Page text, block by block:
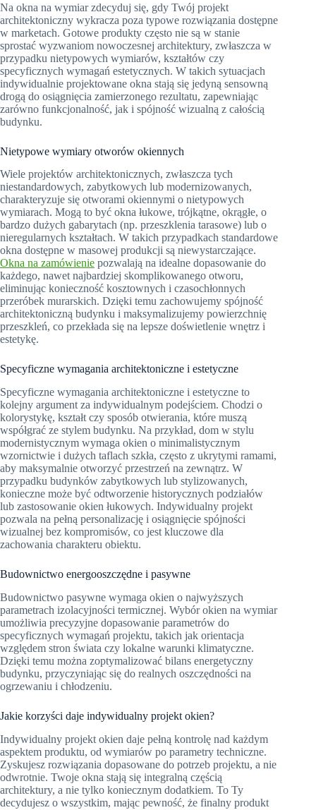
Na okna na wymiar zdecyduj się, gdy Twój projekt
architektoniczny wykracza poza typowe rozwiązania dostępne
w marketach. Gotowe produkty często nie są w stanie
sprostać wyzwaniom nowoczesnej architektury, zwłaszcza w
przypadku nietypowych wymiarów, kształtów czy
specyficznych wymagań estetycznych. W takich sytuacjach
indywidualnie projektowane okna stają się jedyną sensowną
drogą do osiągnięcia zamierzonego rezultatu, zapewniając
zarówno funkcjonalność, jak i spójność wizualną z całością
budynku.
Nietypowe wymiary otworów okiennych
Wiele projektów architektonicznych, zwłaszcza tych
niestandardowych, zabytkowych lub modernizowanych,
charakteryzuje się otworami okiennymi o nietypowych
wymiarach. Mogą to być okna łukowe, trójkątne, okrągłe, o
bardzo dużych gabarytach (np. przeszklenia tarasowe) lub o
nieregularnych kształtach. W takich przypadkach standardowe
okna dostępne w masowej produkcji są niewystarczające.
Okna na zamówienie pozwalają na idealne dopasowanie do
każdego, nawet najbardziej skomplikowanego otworu,
eliminując konieczność kosztownych i czasochłonnych
przeróbek murarskich. Dzięki temu zachowujemy spójność
architektoniczną budynku i maksymalizujemy powierzchnię
przeszkleń, co przekłada się na lepsze doświetlenie wnętrz i
estetykę.
Specyficzne wymagania architektoniczne i estetyczne
Specyficzne wymagania architektoniczne i estetyczne to
kolejny argument za indywidualnym podejściem. Chodzi o
kolorystykę, kształt czy sposób otwierania, które muszą
współgrać ze stylem budynku. Na przykład, dom w stylu
modernistycznym wymaga okien o minimalistycznym
wzornictwie i dużych taflach szkła, często z ukrytymi ramami,
aby maksymalnie otworzyć przestrzeń na zewnątrz. W
przypadku budynków zabytkowych lub stylizowanych,
konieczne może być odtworzenie historycznych podziałów
lub zastosowanie okien łukowych. Indywidualny projekt
pozwala na pełną personalizację i osiągnięcie spójności
wizualnej bez kompromisów, co jest kluczowe dla
zachowania charakteru obiektu.
Budownictwo energooszczędne i pasywne
Budownictwo pasywne wymaga okien o najwyższych
parametrach izolacyjności termicznej. Wybór okien na wymiar
umożliwia precyzyjne dopasowanie parametrów do
specyficznych wymagań projektu, takich jak orientacja
względem stron świata czy lokalne warunki klimatyczne.
Dzięki temu można zoptymalizować bilans energetyczny
budynku, przyczyniając się do realnych oszczędności na
ogrzewaniu i chłodzeniu.
Jakie korzyści daje indywidualny projekt okien?
Indywidualny projekt okien daje pełną kontrolę nad każdym
aspektem produktu, od wymiarów po parametry techniczne.
Zyskujesz rozwiązania dopasowane do potrzeb projektu, a nie
odwrotnie. Twoje okna stają się integralną częścią
architektury, a nie tylko koniecznym dodatkiem. To Ty
decydujesz o wszystkim, mając pewność, że finalny produkt